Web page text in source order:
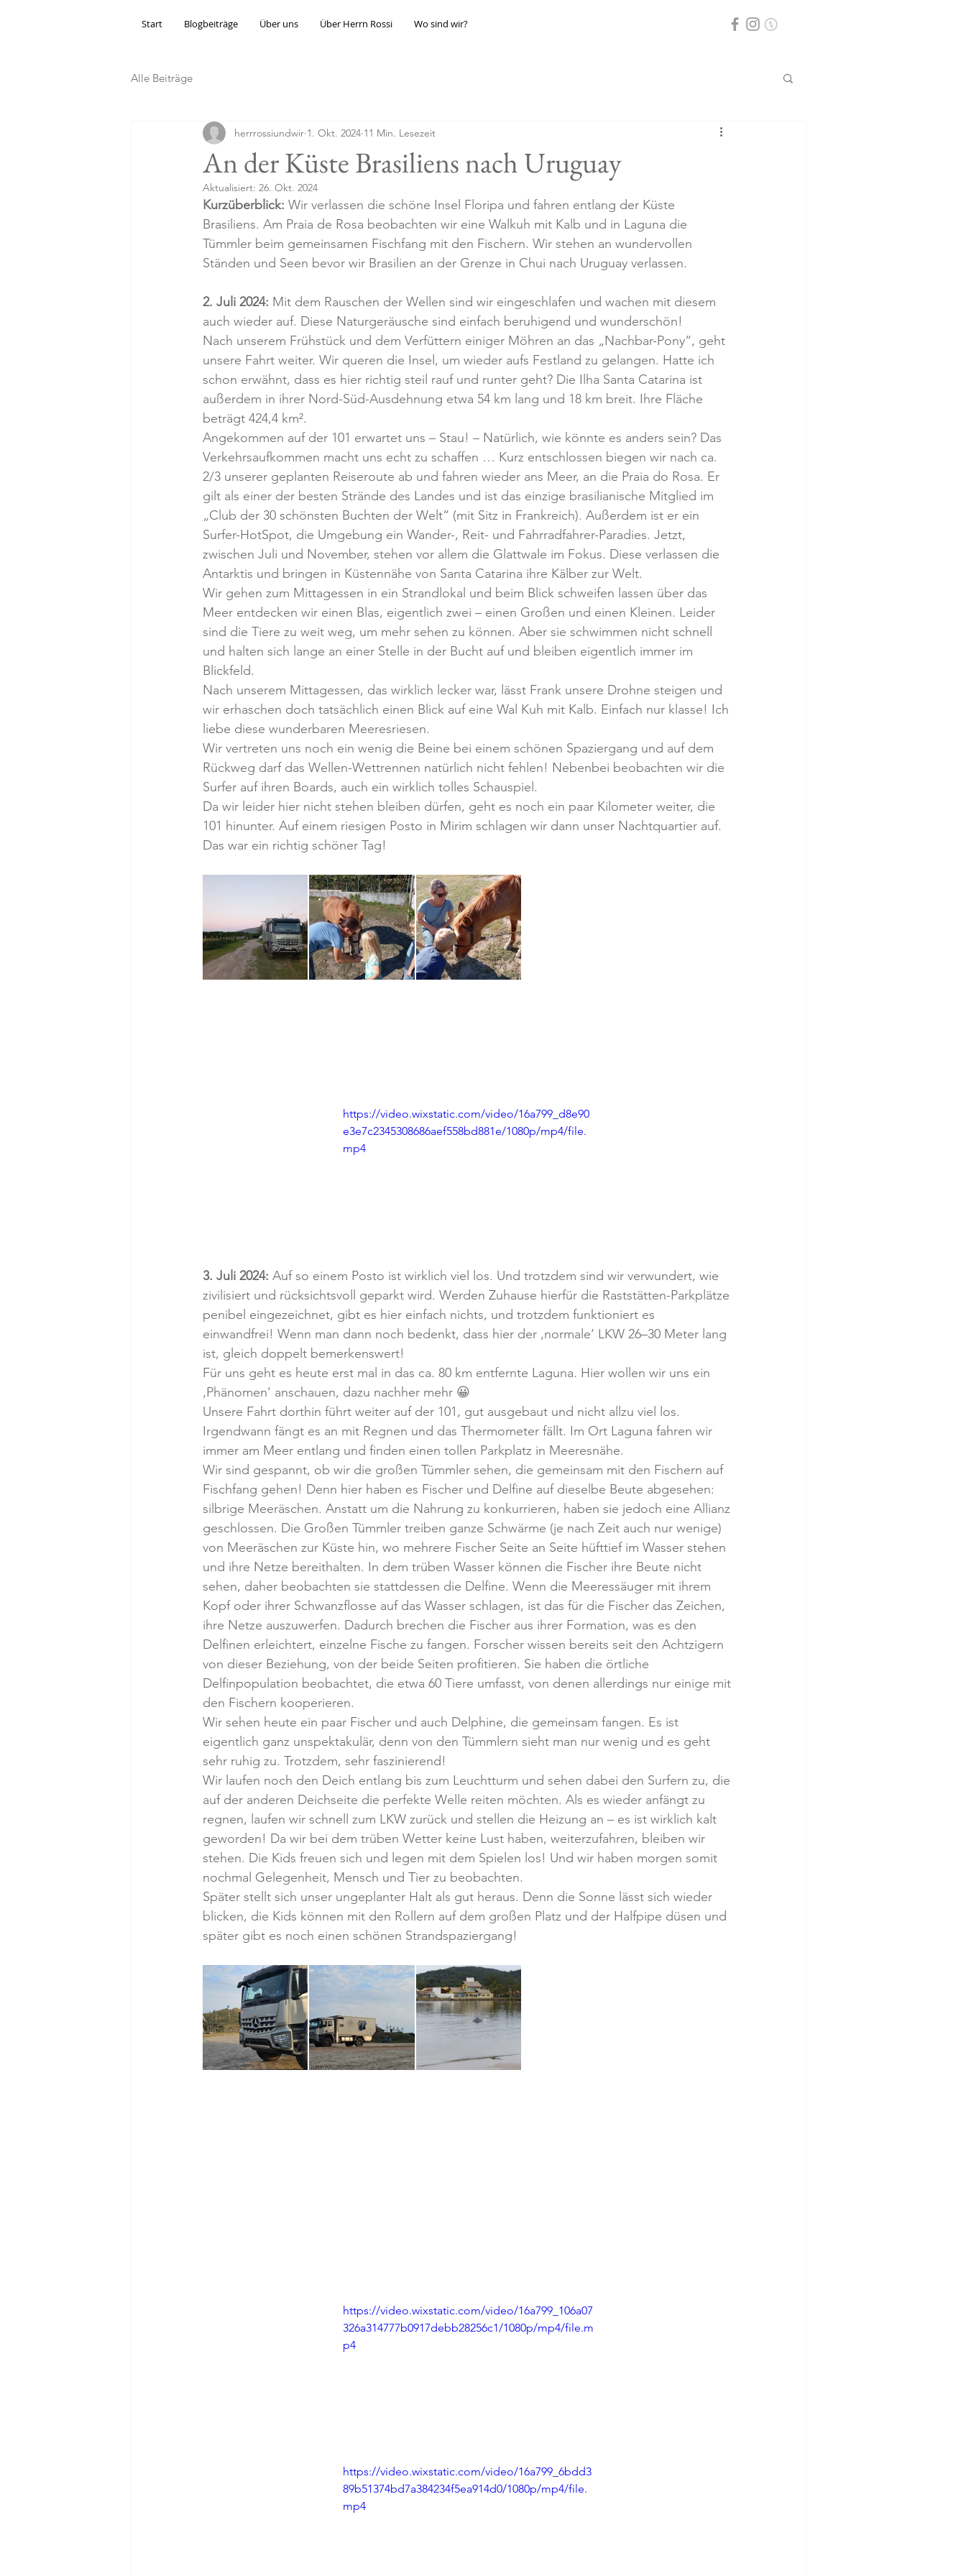
Start Blogbeiträge Über uns Über Herrn Rossi Wo sind wir?
Alle Beiträge
An der Küste Brasiliens nach Uruguay
herrrossiundwir 1. Okt. 2024 11 Min. Lesezeit
Aktualisiert: 26. Okt. 2024
Kurzüberblick: Wir verlassen die schöne Insel Floripa und fahren entlang der Küste
Brasiliens. Am Praia de Rosa beobachten wir eine Walkuh mit Kalb und in Laguna die
Tümmler beim gemeinsamen Fischfang mit den Fischern. Wir stehen an wundervollen
Ständen und Seen bevor wir Brasilien an der Grenze in Chui nach Uruguay verlassen.
2. Juli 2024: Mit dem Rauschen der Wellen sind wir eingeschlafen und wachen mit diesem
auch wieder auf. Diese Naturgeräusche sind einfach beruhigend und wunderschön!
Nach unserem Frühstück und dem Verfüttern einiger Möhren an das „Nachbar-Pony“, geht
unsere Fahrt weiter. Wir queren die Insel, um wieder aufs Festland zu gelangen. Hatte ich
schon erwähnt, dass es hier richtig steil rauf und runter geht? Die Ilha Santa Catarina ist
außerdem in ihrer Nord-Süd-Ausdehnung etwa 54 km lang und 18 km breit. Ihre Fläche
beträgt 424,4 km².
Angekommen auf der 101 erwartet uns – Stau! – Natürlich, wie könnte es anders sein? Das
Verkehrsaufkommen macht uns echt zu schaffen … Kurz entschlossen biegen wir nach ca.
2/3 unserer geplanten Reiseroute ab und fahren wieder ans Meer, an die Praia do Rosa. Er
gilt als einer der besten Strände des Landes und ist das einzige brasilianische Mitglied im
„Club der 30 schönsten Buchten der Welt“ (mit Sitz in Frankreich). Außerdem ist er ein
Surfer-HotSpot, die Umgebung ein Wander-, Reit- und Fahrradfahrer-Paradies. Jetzt,
zwischen Juli und November, stehen vor allem die Glattwale im Fokus. Diese verlassen die
Antarktis und bringen in Küstennähe von Santa Catarina ihre Kälber zur Welt.
Wir gehen zum Mittagessen in ein Strandlokal und beim Blick schweifen lassen über das
Meer entdecken wir einen Blas, eigentlich zwei – einen Großen und einen Kleinen. Leider
sind die Tiere zu weit weg, um mehr sehen zu können. Aber sie schwimmen nicht schnell
und halten sich lange an einer Stelle in der Bucht auf und bleiben eigentlich immer im
Blickfeld.
Nach unserem Mittagessen, das wirklich lecker war, lässt Frank unsere Drohne steigen und
wir erhaschen doch tatsächlich einen Blick auf eine Wal Kuh mit Kalb. Einfach nur klasse! Ich
liebe diese wunderbaren Meeresriesen.
Wir vertreten uns noch ein wenig die Beine bei einem schönen Spaziergang und auf dem
Rückweg darf das Wellen-Wettrennen natürlich nicht fehlen! Nebenbei beobachten wir die
Surfer auf ihren Boards, auch ein wirklich tolles Schauspiel.
Da wir leider hier nicht stehen bleiben dürfen, geht es noch ein paar Kilometer weiter, die
101 hinunter. Auf einem riesigen Posto in Mirim schlagen wir dann unser Nachtquartier auf.
Das war ein richtig schöner Tag!
https://video.wixstatic.com/video/16a799_d8e90
e3e7c2345308686aef558bd881e/1080p/mp4/file.
mp4
3. Juli 2024: Auf so einem Posto ist wirklich viel los. Und trotzdem sind wir verwundert, wie
zivilisiert und rücksichtsvoll geparkt wird. Werden Zuhause hierfür die Raststätten-Parkplätze
penibel eingezeichnet, gibt es hier einfach nichts, und trotzdem funktioniert es
einwandfrei! Wenn man dann noch bedenkt, dass hier der ‚normale‘ LKW 26–30 Meter lang
ist, gleich doppelt bemerkenswert!
Für uns geht es heute erst mal in das ca. 80 km entfernte Laguna. Hier wollen wir uns ein
‚Phänomen‘ anschauen, dazu nachher mehr 😀
Unsere Fahrt dorthin führt weiter auf der 101, gut ausgebaut und nicht allzu viel los.
Irgendwann fängt es an mit Regnen und das Thermometer fällt. Im Ort Laguna fahren wir
immer am Meer entlang und finden einen tollen Parkplatz in Meeresnähe.
Wir sind gespannt, ob wir die großen Tümmler sehen, die gemeinsam mit den Fischern auf
Fischfang gehen! Denn hier haben es Fischer und Delfine auf dieselbe Beute abgesehen:
silbrige Meeräschen. Anstatt um die Nahrung zu konkurrieren, haben sie jedoch eine Allianz
geschlossen. Die Großen Tümmler treiben ganze Schwärme (je nach Zeit auch nur wenige)
von Meeräschen zur Küste hin, wo mehrere Fischer Seite an Seite hüfttief im Wasser stehen
und ihre Netze bereithalten. In dem trüben Wasser können die Fischer ihre Beute nicht
sehen, daher beobachten sie stattdessen die Delfine. Wenn die Meeressäuger mit ihrem
Kopf oder ihrer Schwanzflosse auf das Wasser schlagen, ist das für die Fischer das Zeichen,
ihre Netze auszuwerfen. Dadurch brechen die Fischer aus ihrer Formation, was es den
Delfinen erleichtert, einzelne Fische zu fangen. Forscher wissen bereits seit den Achtzigern
von dieser Beziehung, von der beide Seiten profitieren. Sie haben die örtliche
Delfinpopulation beobachtet, die etwa 60 Tiere umfasst, von denen allerdings nur einige mit
den Fischern kooperieren.
Wir sehen heute ein paar Fischer und auch Delphine, die gemeinsam fangen. Es ist
eigentlich ganz unspektakulär, denn von den Tümmlern sieht man nur wenig und es geht
sehr ruhig zu. Trotzdem, sehr faszinierend!
Wir laufen noch den Deich entlang bis zum Leuchtturm und sehen dabei den Surfern zu, die
auf der anderen Deichseite die perfekte Welle reiten möchten. Als es wieder anfängt zu
regnen, laufen wir schnell zum LKW zurück und stellen die Heizung an – es ist wirklich kalt
geworden! Da wir bei dem trüben Wetter keine Lust haben, weiterzufahren, bleiben wir
stehen. Die Kids freuen sich und legen mit dem Spielen los! Und wir haben morgen somit
nochmal Gelegenheit, Mensch und Tier zu beobachten.
Später stellt sich unser ungeplanter Halt als gut heraus. Denn die Sonne lässt sich wieder
blicken, die Kids können mit den Rollern auf dem großen Platz und der Halfpipe düsen und
später gibt es noch einen schönen Strandspaziergang!
https://video.wixstatic.com/video/16a799_106a07
326a314777b0917debb28256c1/1080p/mp4/file.m
p4
https://video.wixstatic.com/video/16a799_6bdd3
89b51374bd7a384234f5ea914d0/1080p/mp4/file.
mp4